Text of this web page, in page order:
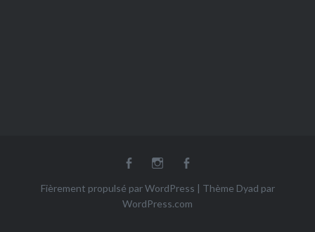
Insta
Fièrement propulsé par WordPress | Thème Dyad par
WordPress.com